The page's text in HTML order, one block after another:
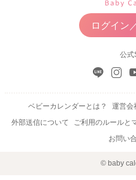
ログイン
公式
ベビーカレンダーとは？ 運営会
外部送信について
ご利用のルールと
お問い
© baby